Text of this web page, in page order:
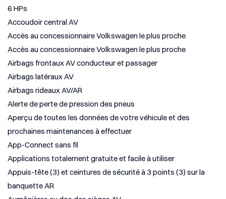
6 HPs
Accoudoir central AV
Accès au concessionnaire Volkswagen le plus proche
Accès au concessionnaire Volkswagen le plus proche
Airbags frontaux AV conducteur et passager
Airbags latéraux AV
Airbags rideaux AV/AR
Alerte de perte de pression des pneus
Aperçu de toutes les données de votre véhicule et des
prochaines maintenances à effectuer
App-Connect sans fil
Applications totalement gratuite et facile à utiliser
Appuis-tête (3) et ceintures de sécurité à 3 points (3) sur la
banquette AR